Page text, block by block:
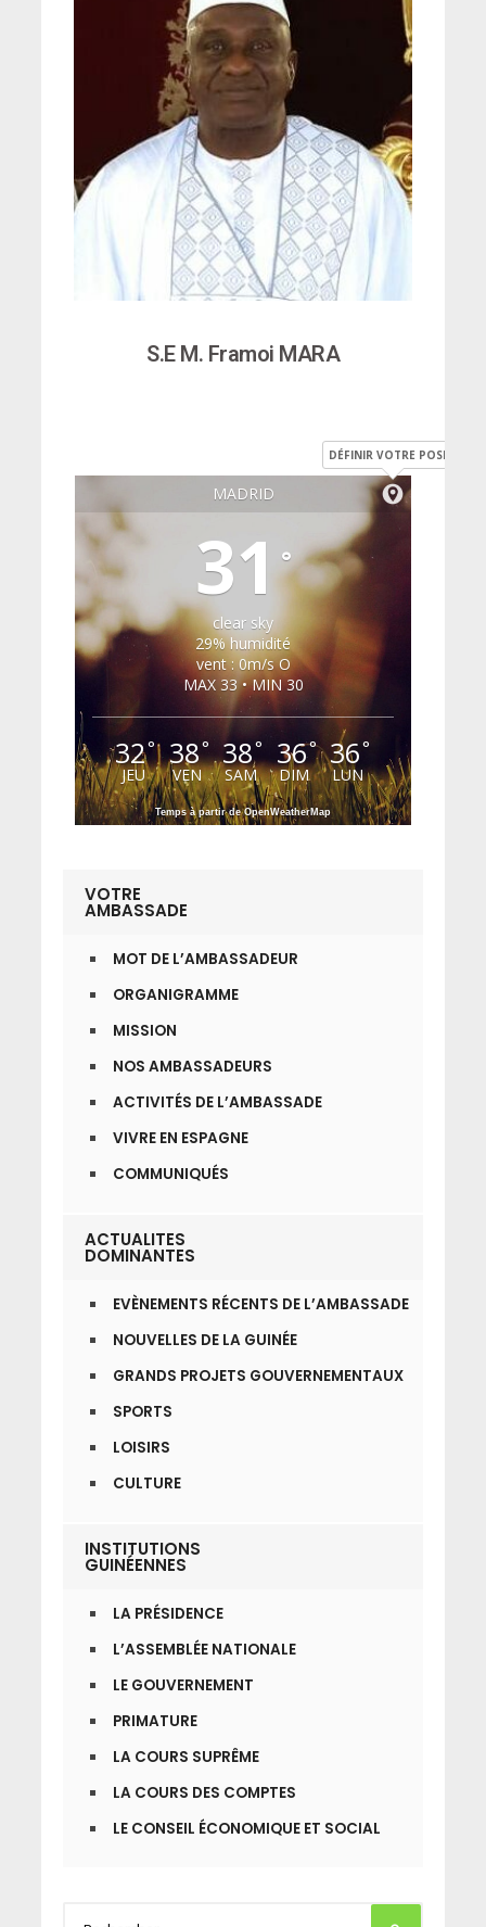
S.E M. Framoi MARA
MADRID
DÉFINIR VOTRE POSITION
31°
clear sky
29% humidité
vent : 0m/s O
MAX 33 • MIN 30
32°
JEU
38°
VEN
38°
SAM
36°
DIM
36°
LUN
Temps à partir de OpenWeatherMap
VOTRE
AMBASSADE
MOT DE L’AMBASSADEUR
ORGANIGRAMME
MISSION
NOS AMBASSADEURS
ACTIVITÉS DE L’AMBASSADE
VIVRE EN ESPAGNE
COMMUNIQUÉS
ACTUALITES
DOMINANTES
EVÈNEMENTS RÉCENTS DE L’AMBASSADE
NOUVELLES DE LA GUINÉE
GRANDS PROJETS GOUVERNEMENTAUX
SPORTS
LOISIRS
CULTURE
INSTITUTIONS
GUINÉENNES
LA PRÉSIDENCE
L’ASSEMBLÉE NATIONALE
LE GOUVERNEMENT
PRIMATURE
LA COURS SUPRÊME
LA COURS DES COMPTES
LE CONSEIL ÉCONOMIQUE ET SOCIAL